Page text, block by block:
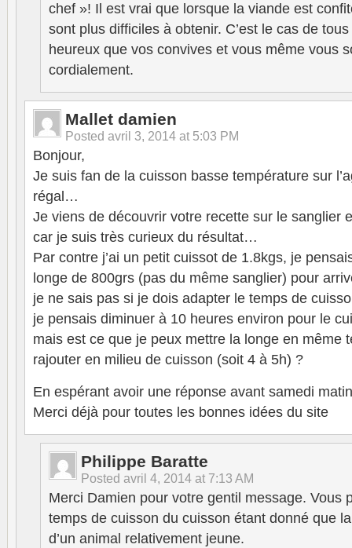
chef »! Il est vrai que lorsque la viande est
sont plus difficiles à obtenir. C’est le cas de
heureux que vos convives et vous même vous
cordialement.
Mallet damien
Posted avril 3, 2014 at 5:03 PM
Bonjour,
Je suis fan de la cuisson basse température sur
régal…
Je viens de découvrir votre recette sur le sanglier
car je suis très curieux du résultat…
Par contre j’ai un petit cuissot de 1.8kgs, je
longe de 800grs (pas du même sanglier) pour
je ne sais pas si je dois adapter le temps de
je pensais diminuer à 10 heures environ pour le
mais est ce que je peux mettre la longe en même
rajouter en milieu de cuisson (soit 4 à 5h) ?
En espérant avoir une réponse avant samedi
Merci déjà pour toutes les bonnes idées du site
Philippe Baratte
Posted avril 4, 2014 at 7:13 AM
Merci Damien pour votre gentil message. Vous
temps de cuisson du cuisson étant donné que
d’un animal relativement jeune.